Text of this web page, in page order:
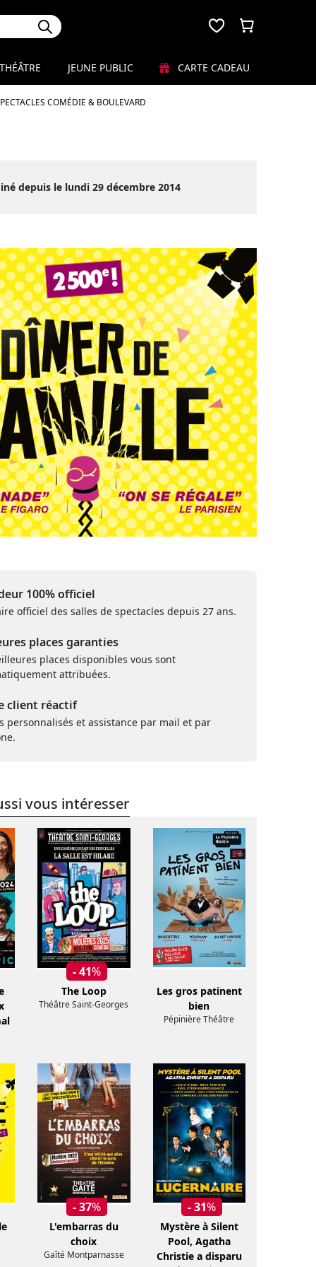
COMÉDIE & BOULEVARD
JEUNE PUBLIC CARTE CADEAU
depuis le lundi 29 décembre 2014
100% officiel
officiel des salles de spectacles depuis 27 ans.
places garanties
places disponibles vous sont
attribuées.
client réactif
personnalisés et assistance par mail et par
vous intéresser
- 41%
The Loop
Théâtre Saint-Georges
Les gros patinent
bien
Pépinière Théâtre
- 37%
L'embarras du
choix
Gaîté Montparnasse
- 31%
Mystère à Silent
Pool, Agatha
Christie a disparu